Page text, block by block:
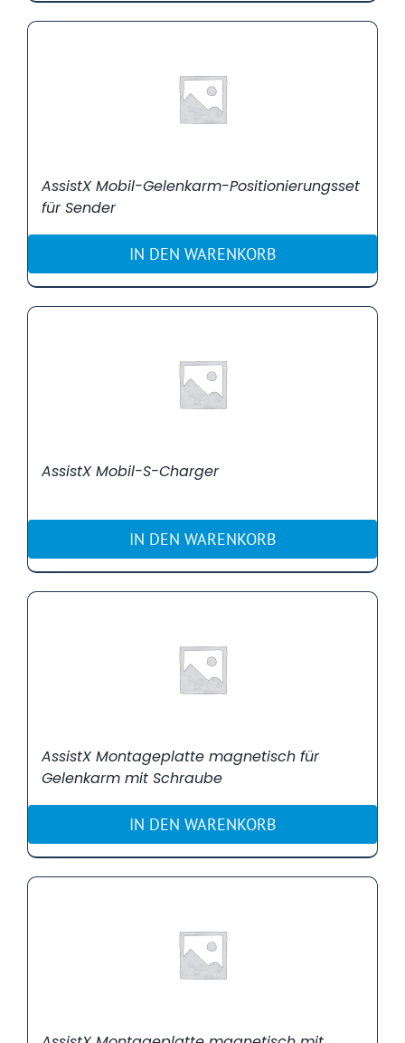
AssistX Mobil-Gelenkarm-Positionierungsset
für Sender
IN DEN WARENKORB
AssistX Mobil-S-Charger
IN DEN WARENKORB
AssistX Montageplatte magnetisch für
Gelenkarm mit Schraube
IN DEN WARENKORB